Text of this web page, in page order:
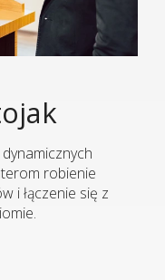
robienie
i łączenie się z